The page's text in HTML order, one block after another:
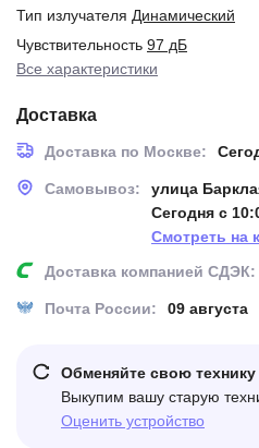
Тип излучателя Динамический
Чувствительность 97 дБ
Все характеристики
Доставка
Доставка по Москве:
Самовывоз:
улица
Сегодня с
Смотреть на
Доставка компанией СДЭК:
Почта России: 09 августа
Обменяйте свою
Выкупим вашу старую
Оценить устройство